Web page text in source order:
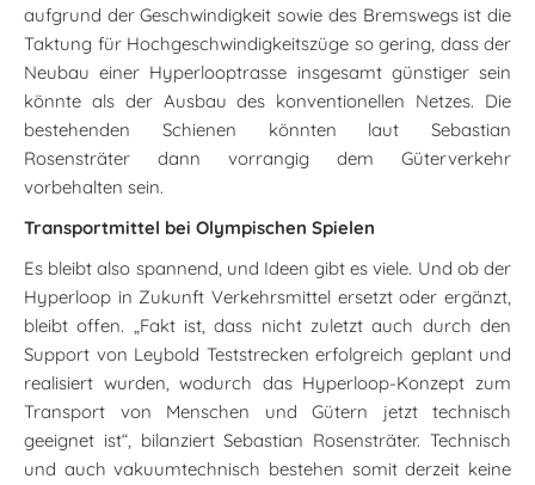
aufgrund der Geschwindigkeit sowie des Bremswegs ist die
Taktung für Hochgeschwindigkeitszüge so gering, dass der
Neubau einer Hyperlooptrasse insgesamt günstiger sein
könnte als der Ausbau des konventionellen Netzes. Die
bestehenden Schienen könnten laut Sebastian
Rosensträter dann vorrangig dem Güterverkehr
vorbehalten sein.
Transportmittel bei Olympischen Spielen
Es bleibt also spannend, und Ideen gibt es viele. Und ob der
Hyperloop in Zukunft Verkehrsmittel ersetzt oder ergänzt,
bleibt offen. „Fakt ist, dass nicht zuletzt auch durch den
Support von Leybold Teststrecken erfolgreich geplant und
realisiert wurden, wodurch das Hyperloop-Konzept zum
Transport von Menschen und Gütern jetzt technisch
geeignet ist“, bilanziert Sebastian Rosensträter. Technisch
und auch vakuumtechnisch bestehen somit derzeit keine